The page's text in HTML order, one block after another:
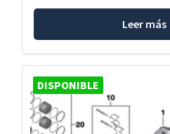
Leer más
DISPONIBLE